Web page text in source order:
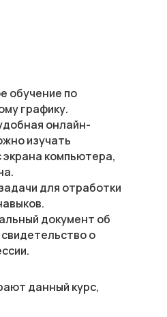
обучение по
графику.
онлайн-
изучать
экрана компьютера,
для отработки
документ об
о
данный курс,